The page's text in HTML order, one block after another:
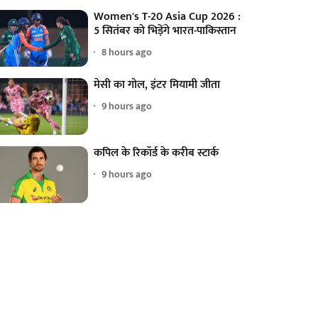
Women's T-20 Asia Cup 2026 :
5 सितंबर को भिड़ेंगे भारत-पाकिस्तान
8 hours ago
मेसी का गोल, इंटर मियामी जीता
9 hours ago
कपिल के रिकॉर्ड के करीब स्टार्क
9 hours ago